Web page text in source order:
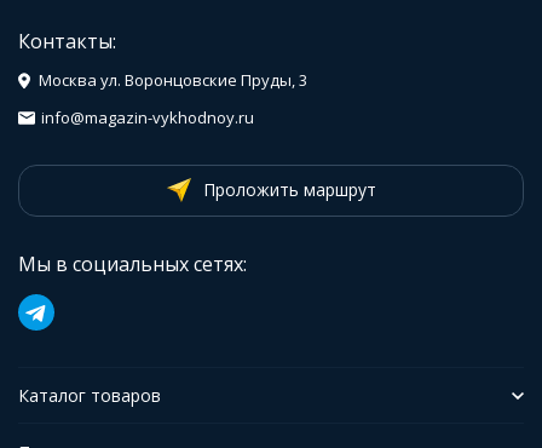
Контакты:
Москва ул. Воронцовские Пруды, 3
info@magazin-vykhodnoy.ru
Проложить маршрут
Мы в социальных сетях:
Каталог товаров